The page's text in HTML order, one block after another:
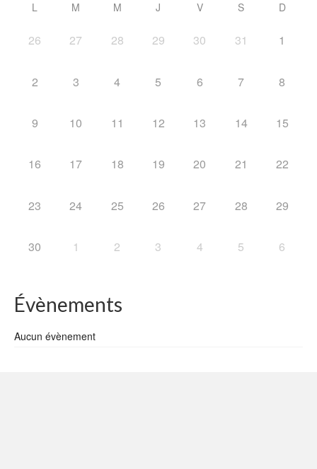
L M M J V S D
26 27 28 29 30 31 1
2 3 4 5 6 7 8
9 10 11 12 13 14 15
16 17 18 19 20 21 22
23 24 25 26 27 28 29
30 1 2 3 4 5 6
Évènements
Aucun évènement